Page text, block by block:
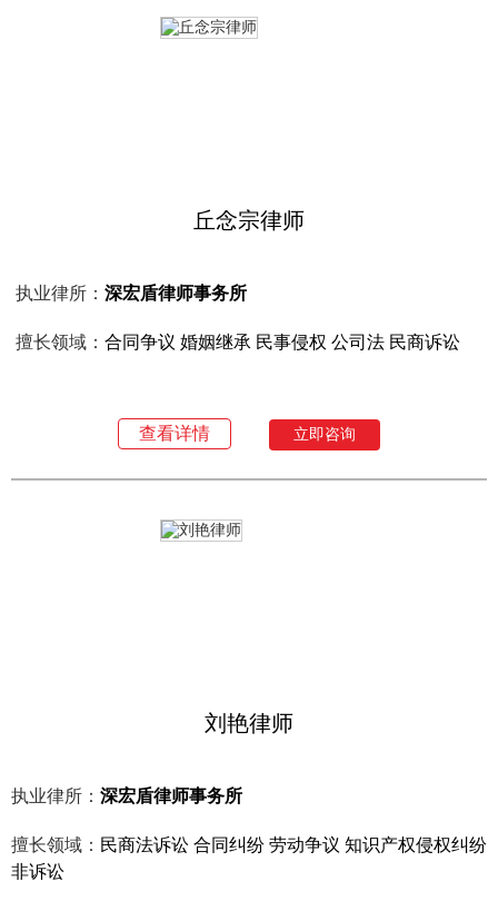
丘念宗律师
执业律所： 深宏盾律师事务所
擅长领域： 合同争议 婚姻继承 民事侵权 公司法 民商诉讼
查看详情 立即咨询
刘艳律师
执业律所： 深宏盾律师事务所
擅长领域： 民商法诉讼 合同纠纷 劳动争议 知识产权侵权纠纷
非诉讼